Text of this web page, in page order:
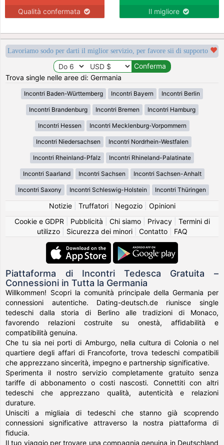
Qualità confermata Il migliore
Lavoriamo sodo per darti il miglior servizio, per favore sii di supporto
Trova single nelle aree di: Germania
Incontri Baden-Württemberg Incontri Bayern Incontri Berlin
Incontri Brandenburg Incontri Bremen Incontri Hamburg
Incontri Hessen Incontri Mecklenburg-Vorpommern
Incontri Niedersachsen Incontri Nordrhein-Westfalen
Incontri Rheinland-Pfalz Incontri Rhineland-Palatinate
Incontri Saarland Incontri Sachsen Incontri Sachsen-Anhalt
Incontri Saxony Incontri Schleswig-Holstein Incontri Thüringen
Notizie| Truffatori| Negozio| Opinioni
Cookie e GDPR
Pubblicità Chi siamo| Privacy| Termini di
utilizzo| Sicurezza dei minori| Contatto| FAQ
Piattaforma di Incontri Tedesca Gratuita –
Connessioni in Tutta la Germania
Willkommen! Scopri la comunità principale della Germania per
connessioni autentiche. Dating-deutsch.de riunisce single
tedeschi dalla storia di Berlino alle tradizioni di Monaco,
favorendo relazioni costruite su onestà, affidabilità e
compatibilità genuina.
Che tu sia nei porti di Amburgo, nella cultura di Colonia o nel
quartiere degli affari di Francoforte, trova tedeschi compatibili
che apprezzano sincerità, impegno e partnership significative.
Sperimenta il nostro servizio completamente gratuito senza
tariffe di abbonamento o costi nascosti. Connettiti con altri
tedeschi che apprezzano qualità, autenticità e relazioni
durature.
Unisciti a migliaia di tedeschi che stanno già scoprendo
connessioni significative attraverso la nostra piattaforma di
fiducia.
Il tuo viaggio per trovare una compagnia genuina in Deutschland